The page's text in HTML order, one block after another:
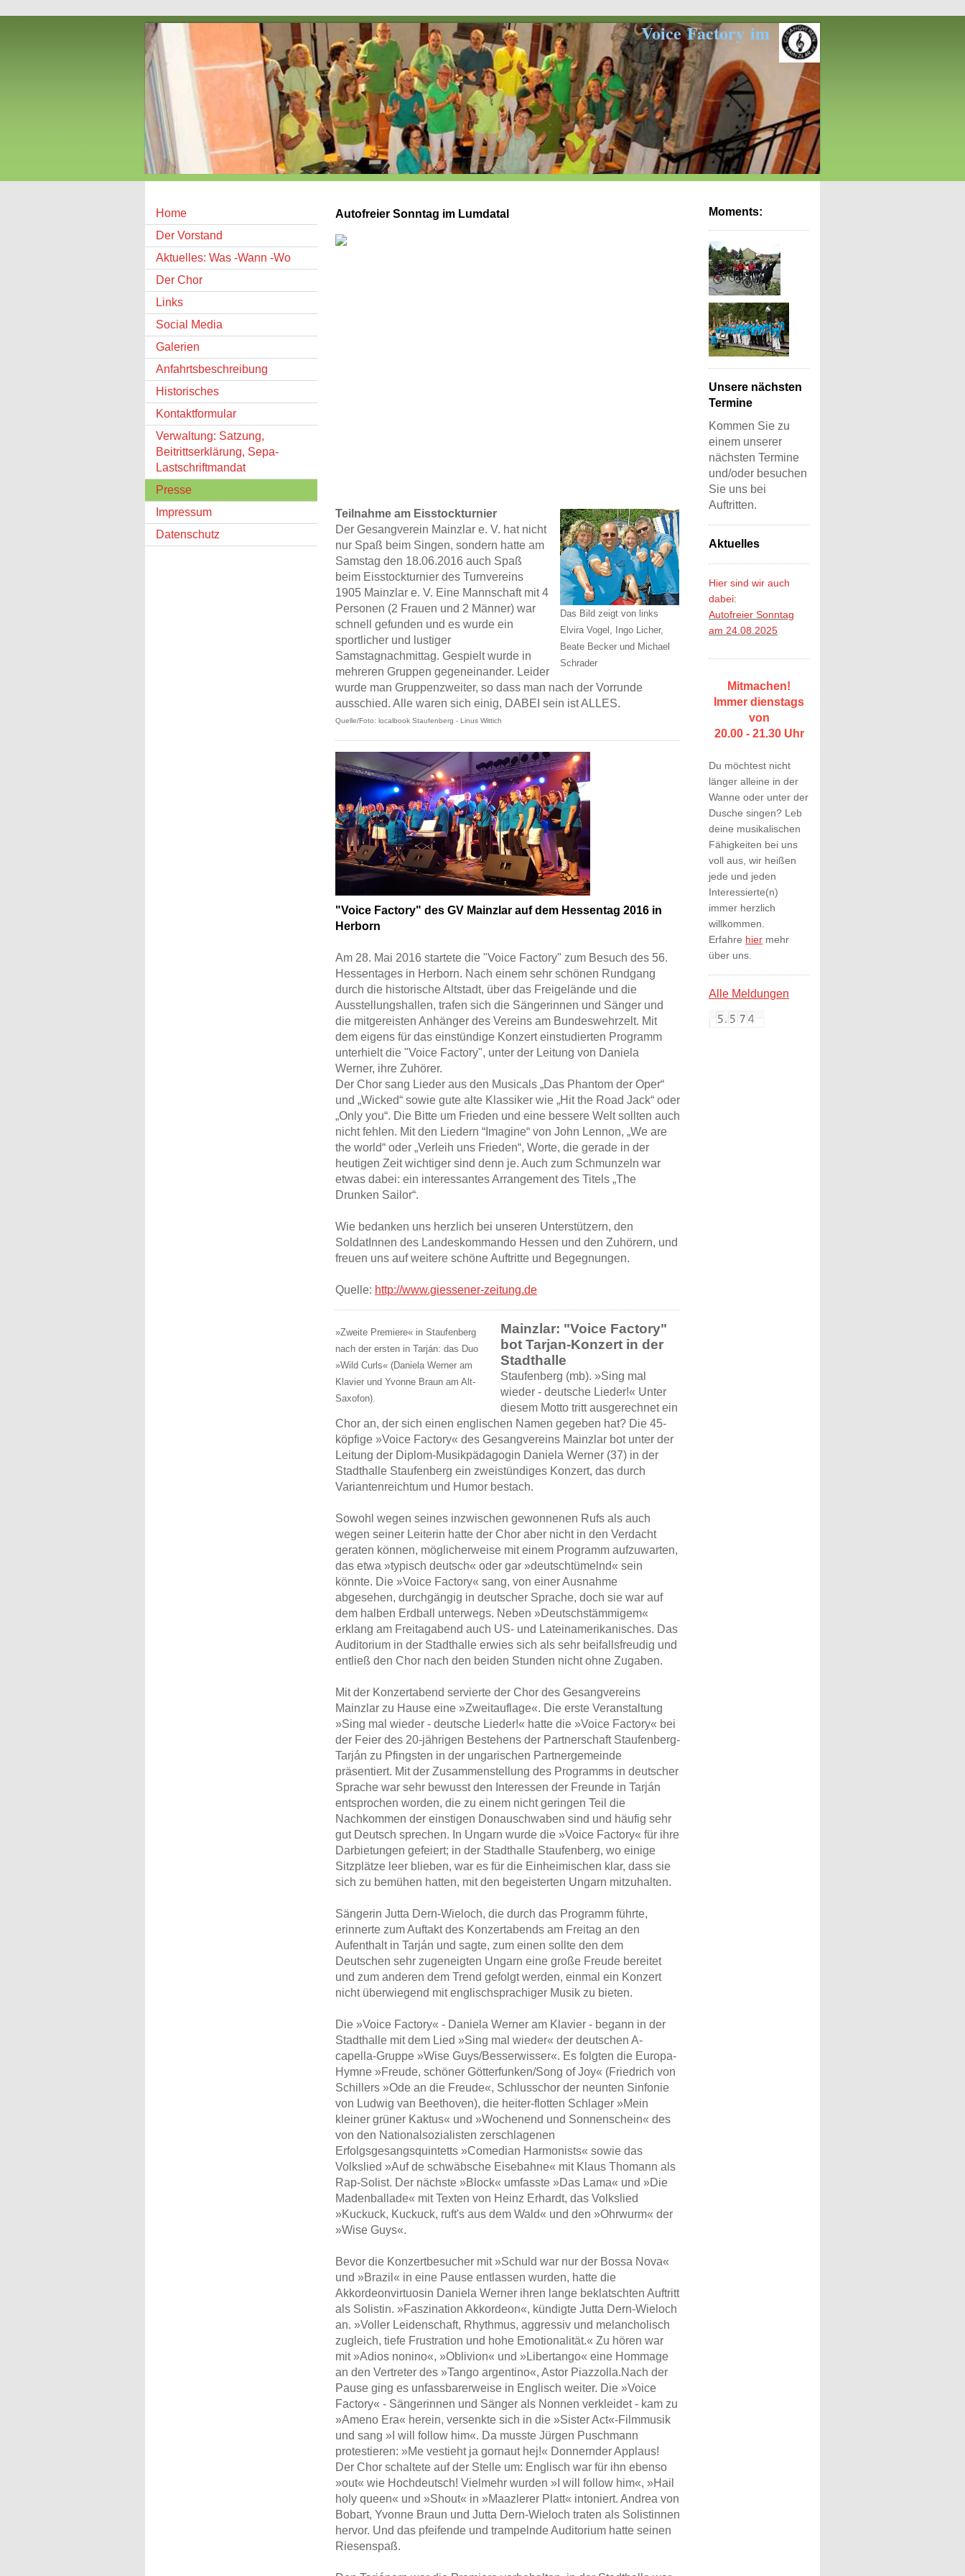
Voice Factory im
Home
Der Vorstand
Aktuelles: Was -Wann -Wo
Der Chor
Links
Social Media
Galerien
Anfahrtsbeschreibung
Historisches
Kontaktformular
Verwaltung: Satzung,
Beitrittserklärung, Sepa-
Lastschriftmandat
Presse
Impressum
Datenschutz
Autofreier Sonntag im Lumdatal
Das Bild zeigt von links
Elvira Vogel, Ingo Licher,
Beate Becker und Michael
Schrader
Teilnahme am Eisstockturnier
Der Gesangverein Mainzlar e. V. hat nicht
nur Spaß beim Singen, sondern hatte am
Samstag den 18.06.2016 auch Spaß
beim Eisstockturnier des Turnvereins
1905 Mainzlar e. V. Eine Mannschaft mit 4
Personen (2 Frauen und 2 Männer) war
schnell gefunden und es wurde ein
sportlicher und lustiger
Samstagnachmittag. Gespielt wurde in
mehreren Gruppen gegeneinander. Leider
wurde man Gruppenzweiter, so dass man nach der Vorrunde
ausschied. Alle waren sich einig, DABEI sein ist ALLES.
Quelle/Foto: localbook Staufenberg - Linus Wittich
"Voice Factory" des GV Mainzlar auf dem Hessentag 2016 in
Herborn
Am 28. Mai 2016 startete die "Voice Factory" zum Besuch des 56.
Hessentages in Herborn. Nach einem sehr schönen Rundgang
durch die historische Altstadt, über das Freigelände und die
Ausstellungshallen, trafen sich die Sängerinnen und Sänger und
die mitgereisten Anhänger des Vereins am Bundeswehrzelt. Mit
dem eigens für das einstündige Konzert einstudierten Programm
unterhielt die "Voice Factory", unter der Leitung von Daniela
Werner, ihre Zuhörer.
Der Chor sang Lieder aus den Musicals „Das Phantom der Oper“
und „Wicked“ sowie gute alte Klassiker wie „Hit the Road Jack“ oder
„Only you“. Die Bitte um Frieden und eine bessere Welt sollten auch
nicht fehlen. Mit den Liedern “Imagine“ von John Lennon, „We are
the world“ oder „Verleih uns Frieden“, Worte, die gerade in der
heutigen Zeit wichtiger sind denn je. Auch zum Schmunzeln war
etwas dabei: ein interessantes Arrangement des Titels „The
Drunken Sailor“.
Wie bedanken uns herzlich bei unseren Unterstützern, den
SoldatInnen des Landeskommando Hessen und den Zuhörern, und
freuen uns auf weitere schöne Auftritte und Begegnungen.
Quelle: http://www.giessener-zeitung.de
»Zweite Premiere« in Staufenberg
nach der ersten in Tarján: das Duo
»Wild Curls« (Daniela Werner am
Klavier und Yvonne Braun am Alt-
Saxofon).
Mainzlar: "Voice Factory"
bot Tarjan-Konzert in der
Stadthalle
Staufenberg (mb). »Sing mal
wieder - deutsche Lieder!« Unter
diesem Motto tritt ausgerechnet ein
Chor an, der sich einen englischen Namen gegeben hat? Die 45-
köpfige »Voice Factory« des Gesangvereins Mainzlar bot unter der
Leitung der Diplom-Musikpädagogin Daniela Werner (37) in der
Stadthalle Staufenberg ein zweistündiges Konzert, das durch
Variantenreichtum und Humor bestach.
Sowohl wegen seines inzwischen gewonnenen Rufs als auch
wegen seiner Leiterin hatte der Chor aber nicht in den Verdacht
geraten können, möglicherweise mit einem Programm aufzuwarten,
das etwa »typisch deutsch« oder gar »deutschtümelnd« sein
könnte. Die »Voice Factory« sang, von einer Ausnahme
abgesehen, durchgängig in deutscher Sprache, doch sie war auf
dem halben Erdball unterwegs. Neben »Deutschstämmigem«
erklang am Freitagabend auch US- und Lateinamerikanisches. Das
Auditorium in der Stadthalle erwies sich als sehr beifallsfreudig und
entließ den Chor nach den beiden Stunden nicht ohne Zugaben.
Mit der Konzertabend servierte der Chor des Gesangvereins
Mainzlar zu Hause eine »Zweitauflage«. Die erste Veranstaltung
»Sing mal wieder - deutsche Lieder!« hatte die »Voice Factory« bei
der Feier des 20-jährigen Bestehens der Partnerschaft Staufenberg-
Tarján zu Pfingsten in der ungarischen Partnergemeinde
präsentiert. Mit der Zusammenstellung des Programms in deutscher
Sprache war sehr bewusst den Interessen der Freunde in Tarján
entsprochen worden, die zu einem nicht geringen Teil die
Nachkommen der einstigen Donauschwaben sind und häufig sehr
gut Deutsch sprechen. In Ungarn wurde die »Voice Factory« für ihre
Darbietungen gefeiert; in der Stadthalle Staufenberg, wo einige
Sitzplätze leer blieben, war es für die Einheimischen klar, dass sie
sich zu bemühen hatten, mit den begeisterten Ungarn mitzuhalten.
Sängerin Jutta Dern-Wieloch, die durch das Programm führte,
erinnerte zum Auftakt des Konzertabends am Freitag an den
Aufenthalt in Tarján und sagte, zum einen sollte den dem
Deutschen sehr zugeneigten Ungarn eine große Freude bereitet
und zum anderen dem Trend gefolgt werden, einmal ein Konzert
nicht überwiegend mit englischsprachiger Musik zu bieten.
Die »Voice Factory« - Daniela Werner am Klavier - begann in der
Stadthalle mit dem Lied »Sing mal wieder« der deutschen A-
capella-Gruppe »Wise Guys/Besserwisser«. Es folgten die Europa-
Hymne »Freude, schöner Götterfunken/Song of Joy« (Friedrich von
Schillers »Ode an die Freude«, Schlusschor der neunten Sinfonie
von Ludwig van Beethoven), die heiter-flotten Schlager »Mein
kleiner grüner Kaktus« und »Wochenend und Sonnenschein« des
von den Nationalsozialisten zerschlagenen
Erfolgsgesangsquintetts »Comedian Harmonists« sowie das
Volkslied »Auf de schwäbsche Eisebahne« mit Klaus Thomann als
Rap-Solist. Der nächste »Block« umfasste »Das Lama« und »Die
Madenballade« mit Texten von Heinz Erhardt, das Volkslied
»Kuckuck, Kuckuck, ruft's aus dem Wald« und den »Ohrwurm« der
»Wise Guys«.
Bevor die Konzertbesucher mit »Schuld war nur der Bossa Nova«
und »Brazil« in eine Pause entlassen wurden, hatte die
Akkordeonvirtuosin Daniela Werner ihren lange beklatschten Auftritt
als Solistin. »Faszination Akkordeon«, kündigte Jutta Dern-Wieloch
an. »Voller Leidenschaft, Rhythmus, aggressiv und melancholisch
zugleich, tiefe Frustration und hohe Emotionalität.« Zu hören war
mit »Adios nonino«, »Oblivion« und »Libertango« eine Hommage
an den Vertreter des »Tango argentino«, Astor Piazzolla.Nach der
Pause ging es unfassbarerweise in Englisch weiter. Die »Voice
Factory« - Sängerinnen und Sänger als Nonnen verkleidet - kam zu
»Ameno Era« herein, versenkte sich in die »Sister Act«-Filmmusik
und sang »I will follow him«. Da musste Jürgen Puschmann
protestieren: »Me vestieht ja gornaut hej!« Donnernder Applaus!
Der Chor schaltete auf der Stelle um: Englisch war für ihn ebenso
»out« wie Hochdeutsch! Vielmehr wurden »I will follow him«, »Hail
holy queen« und »Shout« in »Maazlerer Platt« intoniert. Andrea von
Bobart, Yvonne Braun und Jutta Dern-Wieloch traten als Solistinnen
hervor. Und das pfeifende und trampelnde Auditorium hatte seinen
Riesenspaß.
Moments:
Unsere nächsten
Termine
Kommen Sie zu
einem unserer
nächsten Termine
und/oder besuchen
Sie uns bei
Auftritten.
Aktuelles
Hier sind wir auch
dabei:
Autofreier Sonntag
am 24.08.2025
Mitmachen!
Immer dienstags
von
20.00 - 21.30 Uhr
Du möchtest nicht
länger alleine in der
Wanne oder unter der
Dusche singen? Leb
deine musikalischen
Fähigkeiten bei uns
voll aus, wir heißen
jede und jeden
Interessierte(n)
immer herzlich
willkommen.
Erfahre hier mehr
über uns.
Alle Meldungen